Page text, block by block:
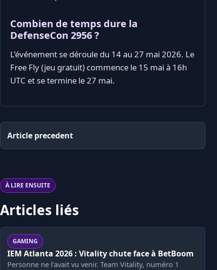
Combien de temps dure la
DefenseCon 2956 ?
L’événement se déroule du 14 au 27 mai 2026. Le
Free Fly (jeu gratuit) commence le 15 mai à 16h
UTC et se termine le 27 mai.
Article precedent
À LIRE ENSUITE
Articles liés
GAMING
IEM Atlanta 2026 : Vitality chute face à BetBoom
Personne ne l’avait vu venir. Team Vitality, numéro 1